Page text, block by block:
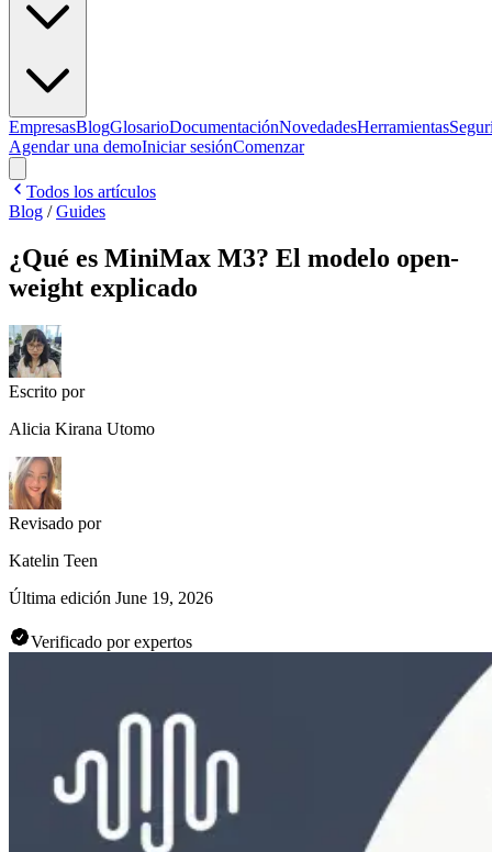
EmpresasBlogGlosarioDocumentaciónNovedadesHerramientas
Agendar una demoIniciar sesiónComenzar
Todos los artículos
Blog /Guides
¿Qué es MiniMax M3? El modelo open-
weight explicado
Escrito por
Alicia Kirana Utomo
Revisado por
Katelin Teen
Última edición June 19, 2026
Verificado por expertos